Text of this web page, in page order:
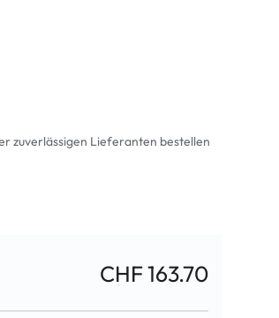
zuverlässigen Lieferanten bestellen
CHF 163.70